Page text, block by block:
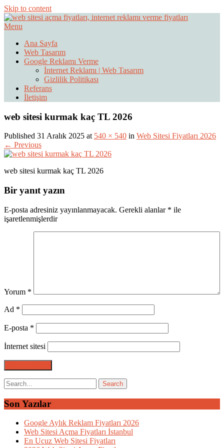
Skip to content
Web Sitesi Açma, İnternet Sitesi
Fiyatları
Menu
Ana Sayfa
Web Tasarım
Google Reklamı Verme
İnternet Reklamı | Web Tasarım
Gizlilik Politikası
Referans
İletişim
web sitesi kurmak kaç TL 2026
Published 31 Aralık 2025 at 540 × 540 in Web Sitesi Fiyatları 2026
← Previous
web sitesi kurmak kaç TL 2026
Bir yanıt yazın
E-posta adresiniz yayınlanmayacak. Gerekli alanlar * ile
işaretlenmişlerdir
Yorum *
Ad *
E-posta *
İnternet sitesi
Son Yazılar
Google Aylık Reklam Fiyatları 2026
Web Sitesi Açma Fiyatları İstanbul
En Ucuz Web Sitesi Fiyatları